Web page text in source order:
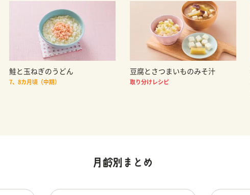
鮭と玉ねぎのうどん
7、8カ月頃（中期）
豆腐とさつまいものみそ汁
取り分けレシピ